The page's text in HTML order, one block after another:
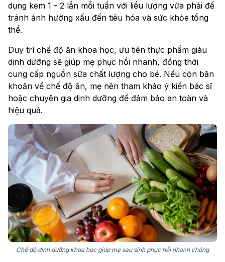
dụng kem 1 - 2 lần mỗi tuần với liều lượng vừa phải để
tránh ảnh hưởng xấu đến tiêu hóa và sức khỏe tổng
thể.
Duy trì chế độ ăn khoa học, ưu tiên thực phẩm giàu
dinh dưỡng sẽ giúp mẹ phục hồi nhanh, đồng thời
cung cấp nguồn sữa chất lượng cho bé. Nếu còn băn
khoăn về chế độ ăn, mẹ nên tham khảo ý kiến bác sĩ
hoặc chuyên gia dinh dưỡng để đảm bảo an toàn và
hiệu quả.
Chế độ dinh dưỡng khoa học giúp mẹ sau sinh phục hồi nhanh chóng